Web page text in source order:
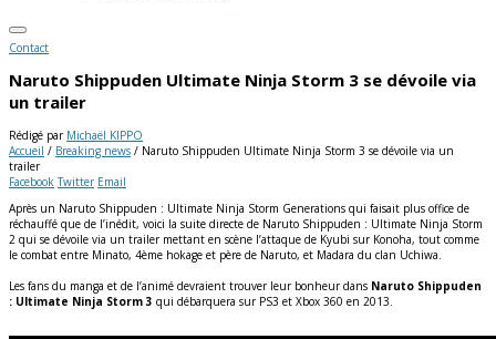
Contact
Naruto Shippuden Ultimate Ninja Storm 3 se dévoile via
un trailer
Rédigé par Michaël KIPPO
Accueil / Breaking news / Naruto Shippuden Ultimate Ninja Storm 3 se dévoile via un
trailer
Facebook Twitter Email
Après un Naruto Shippuden : Ultimate Ninja Storm Generations qui faisait plus office de
réchauffé que de l’inédit, voici la suite directe de Naruto Shippuden : Ultimate Ninja Storm
2 qui se dévoile via un trailer mettant en scène l’attaque de Kyubi sur Konoha, tout comme
le combat entre Minato, 4ème hokage et père de Naruto, et Madara du clan Uchiwa.
Les fans du manga et de l’animé devraient trouver leur bonheur dans Naruto Shippuden
: Ultimate Ninja Storm 3 qui débarquera sur PS3 et Xbox 360 en 2013.